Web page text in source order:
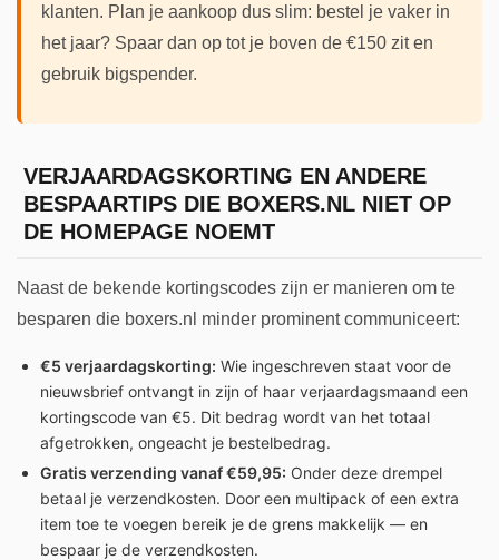
klanten. Plan je aankoop dus slim: bestel je vaker in
het jaar? Spaar dan op tot je boven de €150 zit en
gebruik bigspender.
VERJAARDAGSKORTING EN ANDERE
BESPAARTIPS DIE BOXERS.NL NIET OP
DE HOMEPAGE NOEMT
Naast de bekende kortingscodes zijn er manieren om te
besparen die boxers.nl minder prominent communiceert:
€5 verjaardagskorting: Wie ingeschreven staat voor de
nieuwsbrief ontvangt in zijn of haar verjaardagsmaand een
kortingscode van €5. Dit bedrag wordt van het totaal
afgetrokken, ongeacht je bestelbedrag.
Gratis verzending vanaf €59,95: Onder deze drempel
betaal je verzendkosten. Door een multipack of een extra
item toe te voegen bereik je de grens makkelijk — en
bespaar je de verzendkosten.